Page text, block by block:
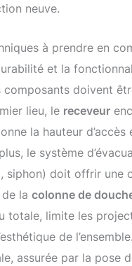
neuve.
à prendre en
et la
composants doivent
lieu, le receveur
la hauteur d’accès
le système
, siphon) doit offrir une
de lacolonne de
totale, limite les
de
assurée par la pose